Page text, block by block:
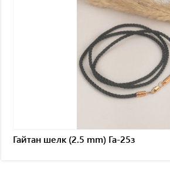
Гайтан шелк (2.5 mm) Га-25з